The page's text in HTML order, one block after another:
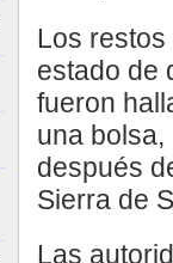
Los
estado de
fueron
una
después
Sierra de
Las